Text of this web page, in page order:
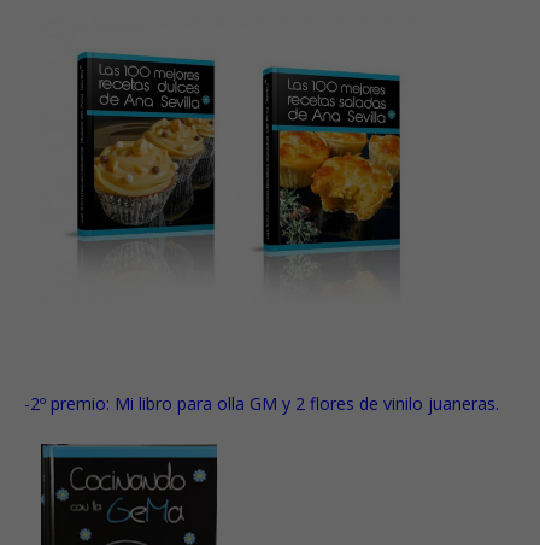
-2º premio: Mi libro para olla GM y 2 flores de vinilo juaneras.